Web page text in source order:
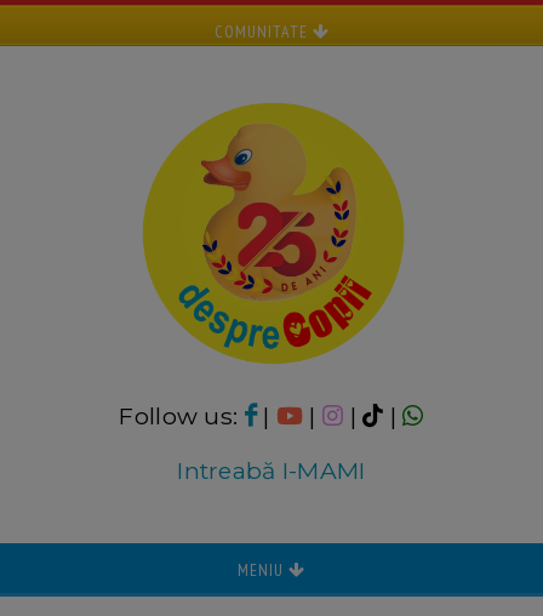
COMUNITATE
Follow us: | | |
|
Intreabă I-MAMI
MENIU